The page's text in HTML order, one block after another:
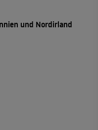
und Nordirland